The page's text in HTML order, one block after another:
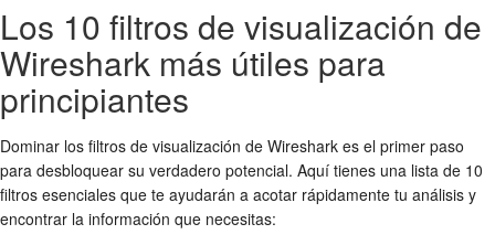
Los 10 filtros de visualización de
Wireshark más útiles para
principiantes
Dominar los filtros de visualización de Wireshark es el primer paso
para desbloquear su verdadero potencial. Aquí tienes una lista de 10
filtros esenciales que te ayudarán a acotar rápidamente tu análisis y
encontrar la información que necesitas: